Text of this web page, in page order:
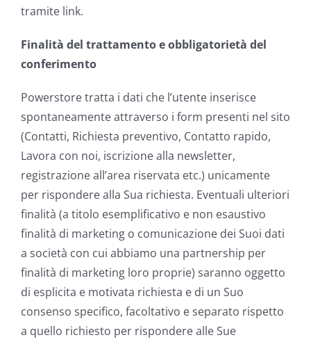
tramite link.
Finalità del trattamento e obbligatorietà del
conferimento
Powerstore tratta i dati che l’utente inserisce
spontaneamente attraverso i form presenti nel sito
(Contatti, Richiesta preventivo, Contatto rapido,
Lavora con noi, iscrizione alla newsletter,
registrazione all’area riservata etc.) unicamente
per rispondere alla Sua richiesta. Eventuali ulteriori
finalità (a titolo esemplificativo e non esaustivo
finalità di marketing o comunicazione dei Suoi dati
a società con cui abbiamo una partnership per
finalità di marketing loro proprie) saranno oggetto
di esplicita e motivata richiesta e di un Suo
consenso specifico, facoltativo e separato rispetto
a quello richiesto per rispondere alle Sue